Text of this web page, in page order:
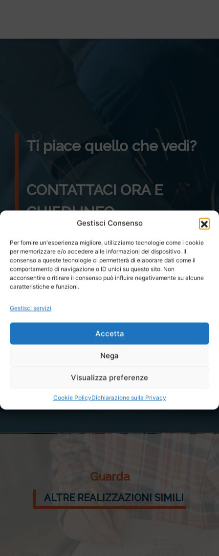
Gestisci Consenso
Per fornire un'esperienza migliore, utilizziamo tecnologie come i cookie
per memorizzare e/o accedere alle informazioni del dispositivo. Il
consenso a queste tecnologie ci permetterà di elaborare dati come il
comportamento di navigazione o ID unici su questo sito. Non
acconsentire o ritirare il consenso può influire negativamente su alcune
caratteristiche e funzioni.
Gestisci servizi
Accetta
Nega
Visualizza preferenze
Cookie PolicyDichiarazione sulla Privacy
Ti piace quello che vedi?
CONTATTACI ORA E
CHIEDI INFO
Guarda
ALTRE REALIZZAZIONI SIMILI